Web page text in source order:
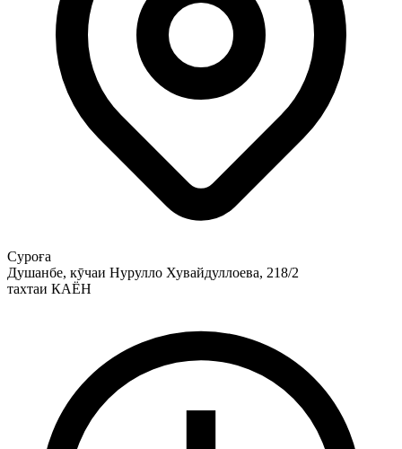
Суроға
Душанбе, кӯчаи Нурулло Хувайдуллоева, 218/2
тахтаи КАЁН